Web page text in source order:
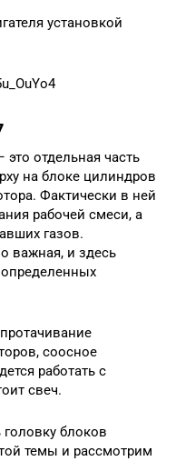
установкой
отдельная часть
на блоке цилиндров
Фактически в ней
рабочей смеси, а
газов.
важная, и здесь
соосное
работать с
свеч.
головку блоков
темы и рассмотрим